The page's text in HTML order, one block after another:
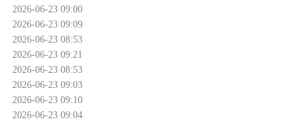
2026-06-23 09:00
2026-06-23 09:09
2026-06-23 08:53
2026-06-23 09:21
2026-06-23 08:53
2026-06-23 09:03
2026-06-23 09:10
2026-06-23 09:04